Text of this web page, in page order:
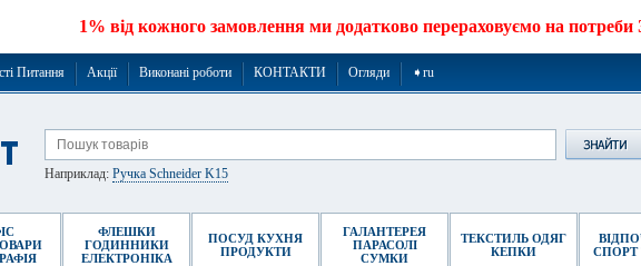
1% від кожного замовлення ми додатково перераховуємо на потреби
Питання Акції Виконані роботи КОНТАКТИ Огляди ➧ru
Наприклад: Ручка Schneider K15
ФЛЕШКИ
ГОДИННИКИ
ЕЛЕКТРОНІКА
ПОСУД КУХНЯ
ПРОДУКТИ
ГАЛАНТЕРЕЯ
ПАРАСОЛІ
СУМКИ
ТЕКСТИЛЬ ОДЯГ
КЕПКИ
СПОРТ